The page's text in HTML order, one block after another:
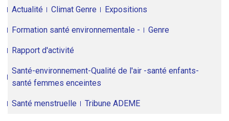
Actualité Climat Genre Expositions
Formation santé environnementale - Genre
Rapport d'activité
Santé-environnement-Qualité de l'air -santé enfants-
santé femmes enceintes
Santé menstruelle Tribune ADEME